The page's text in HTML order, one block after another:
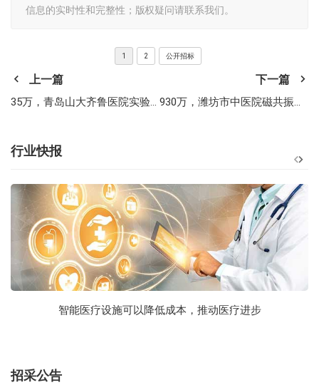
信息的实时性和完整性；版权疑问请联系我们。
1 2 公开招标
上一篇
35万，青岛山大齐鲁医院实验室信息管理系统（LIS）精细化管理模块采购项目中标公告
下一篇
930万，潍坊市中医院磁共振成像系统采购项目公开招标招标公告
行业快报
智能医疗设施可以降低成本，推动医疗进步
招采公告